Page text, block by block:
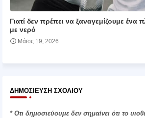
Γιατί δεν πρέπει να ξαναγεμίζουμε ένα
με νερό
Μάϊος 19, 2026
ΔΗΜΟΣΊΕΥΣΗ ΣΧΟΛΊΟΥ
* Οτι δημοσιεύουμε δεν σημαίνει ότι το